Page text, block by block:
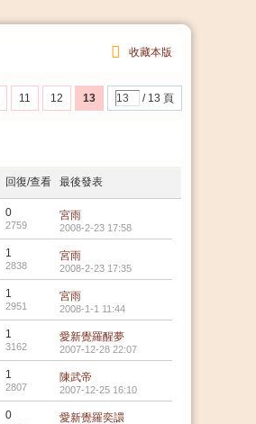
收藏本版
11 12 13 / 13 頁
回復/查看 最後發表
0
2759
宮雨
2008-2-23 17:58
1
2838
宮雨
2008-2-23 17:35
1
2951
宮雨
2008-1-1 11:44
1
3162
愛新覺羅醒夢
2007-12-28 22:07
1
2807
陳武帝
2007-12-25 16:10
0 愛新覺羅奕譞